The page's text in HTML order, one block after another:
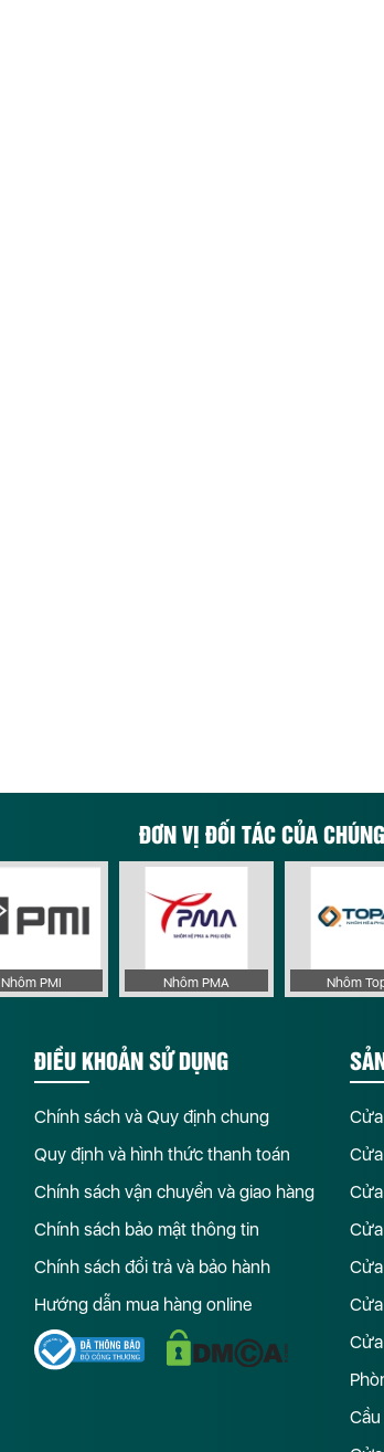
ĐƠN VỊ ĐỐI TÁC CỦA
Nhôm PMI Nhôm PMA Nhôm
ĐIỀU KHOẢN SỬ DỤNG
Chính sách và Quy định chung
Quy định và hình thức thanh toán
Chính sách vận chuyển và giao hàng
Chính sách bảo mật thông tin
Chính sách đổi trả và bảo hành
Hướng dẫn mua hàng online